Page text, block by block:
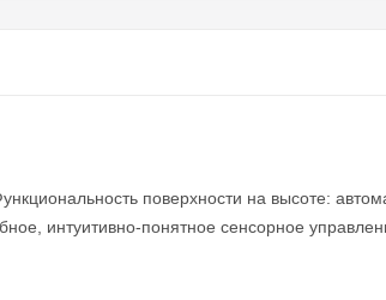
поверхности на высоте:
интуитивно-понятное сенсорное